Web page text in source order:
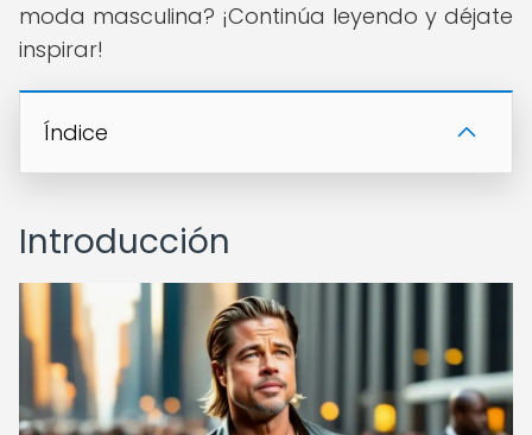
moda masculina? ¡Continúa leyendo y déjate
inspirar!
Índice
Introducción